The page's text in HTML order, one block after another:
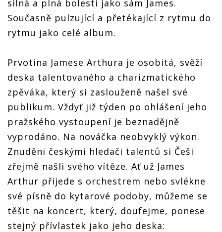
silná a plná bolesti jako sám James.
Současně pulzující a přetékající z rytmu do
rytmu jako celé album.
Prvotina Jamese Arthura je osobitá, svěží
deska talentovaného a charizmatického
zpěváka, který si zaslouženě našel své
publikum. Vždyť již týden po ohlášení jeho
pražského vystoupení je beznadějně
vyprodáno. Na nováčka neobvyklý výkon.
Znuděni českými hledači talentů si Češi
zřejmě našli svého vítěze. Ať už James
Arthur přijede s orchestrem nebo svlékne
své písně do kytarové podoby, můžeme se
těšit na koncert, který, doufejme, ponese
stejný přívlastek jako jeho deska: